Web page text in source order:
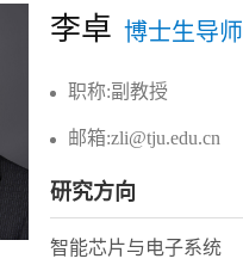
李卓 博士生导师
职称:副教授
邮箱:zli@tju.edu.cn
研究方向
智能芯片与电子系统